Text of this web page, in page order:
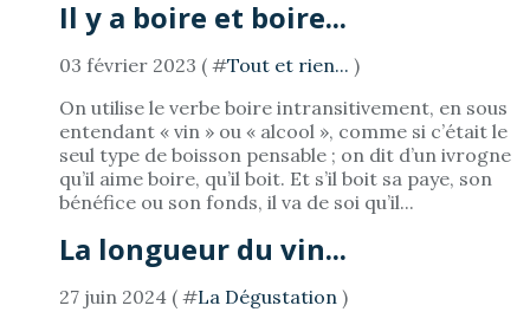
Il y a boire et boire...
03 février 2023 ( #Tout et rien... )
On utilise le verbe boire intransitivement, en sous
entendant « vin » ou « alcool », comme si c’était le
seul type de boisson pensable ; on dit d’un ivrogne
qu’il aime boire, qu’il boit. Et s’il boit sa paye, son
bénéfice ou son fonds, il va de soi qu’il...
La longueur du vin...
27 juin 2024 ( #La Dégustation )